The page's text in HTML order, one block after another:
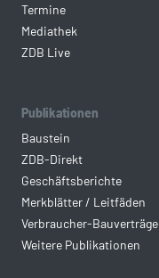
Termine
Mediathek
ZDB Live
Publikationen
Baustein
ZDB-Direkt
Geschäftsberichte
Merkblätter / Leitfäden
Verbraucher-Bauverträge
Weitere Publikationen